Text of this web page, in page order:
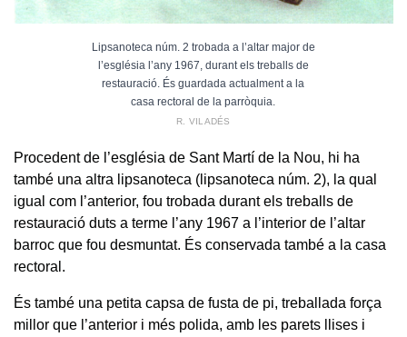
Lipsanoteca núm. 2 trobada a l’altar major de
l’església l’any 1967, durant els treballs de
restauració. És guardada actualment a la
casa rectoral de la parròquia.
R. VILADÉS
Procedent de l’església de Sant Martí de la Nou, hi ha
també una altra lipsanoteca (lipsanoteca núm. 2), la qual
igual com l’anterior, fou trobada durant els treballs de
restauració duts a terme l’any 1967 a l’interior de l’altar
barroc que fou desmuntat. És conservada també a la casa
rectoral.
És també una petita capsa de fusta de pi, treballada força
millor que l’anterior i més polida, amb les parets llises i